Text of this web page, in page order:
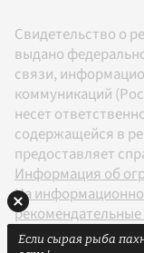
Свидетельство о
выдано
связи,
коммуникаций
несет
содержащейся в
предоставляет
Информация об
На
рекомендательные
Правилами
Если сырая рыба